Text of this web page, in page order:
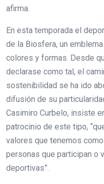
afirma.
En esta temporada el
de la Biosfera, un
colores y formas. Desde
declarase como tal, el
sostenibilidad se ha ido
difusión de su
Casimiro Curbelo, insiste
patrocinio de este tipo,
valores que tenemos
personas que participan o
deportivas”.